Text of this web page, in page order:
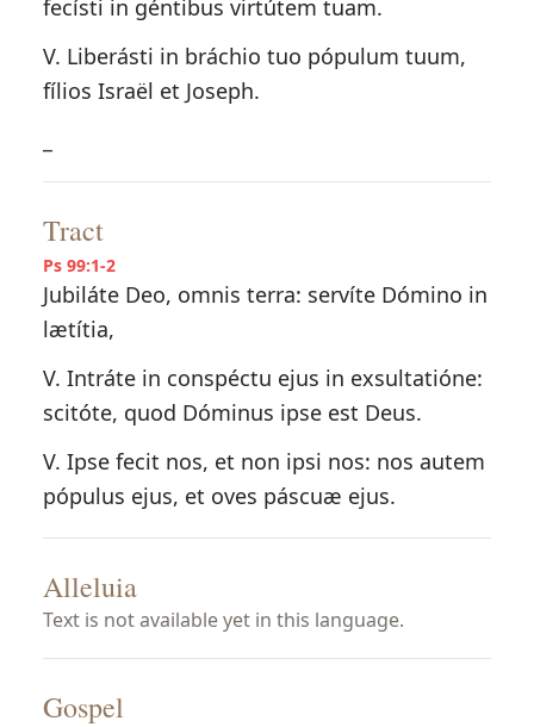
fecísti in géntibus virtútem tuam.
V. Liberásti in bráchio tuo pópulum tuum,
fílios Israël et Joseph.
Tract
Ps 99:1-2
Jubiláte Deo, omnis terra: servíte Dómino in
lætítia,
V. Intráte in conspéctu ejus in exsultatióne:
scitóte, quod Dóminus ipse est Deus.
V. Ipse fecit nos, et non ipsi nos: nos autem
pópulus ejus, et oves páscuæ ejus.
Alleluia
Text is not available yet in this language.
Gospel